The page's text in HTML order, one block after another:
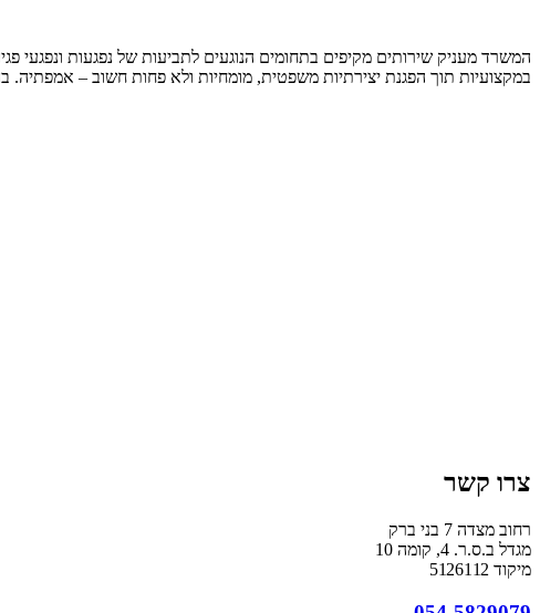
המשרד מעניק שירותים מקיפים בתחומים הנוגעים לתביעות של נפגעות ונפגעי
במקצועיות תוך הפגנת יצירתיות משפטית, מומחיות ולא פחות חשוב – אמפתיה.
צרו קשר
רחוב מצדה 7 בני ברק
מגדל ב.ס.ר. 4, קומה 10
מיקוד 5126112